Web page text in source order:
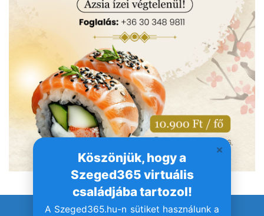
Köszönjük, hogy a
Szeged365 virtuális
családjába tartozol!
A Szeged365.hu-n sütiket használunk a